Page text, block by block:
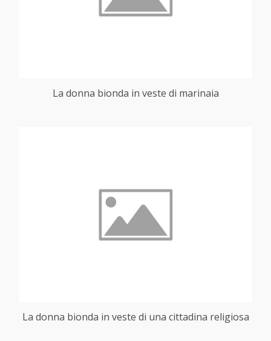
La donna bionda in veste di marinaia
La donna bionda in veste di una cittadina religiosa